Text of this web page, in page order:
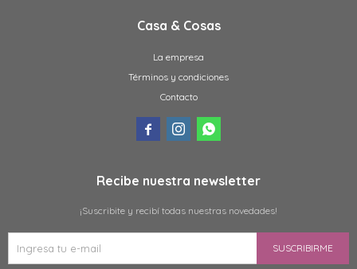
Casa & Cosas
La empresa
Términos y condiciones
Contacto
  
Recibe nuestra newsletter
¡Suscribite y recibí todas nuestras novedades!
SUSCRIBIRME